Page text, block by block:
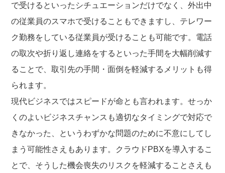
で受けるといったシチュエーションだけでなく、外出中
の従業員のスマホで受けることもできますし、テレワー
ク勤務をしている従業員が受けることも可能です。電話
の取次や折り返し連絡をするといった手間を大幅削減す
ることで、取引先の手間・面倒を軽減するメリットも得
られます。
現代ビジネスではスピードが命とも言われます。せっか
くのよいビジネスチャンスも適切なタイミングで対応で
きなかった、というわずかな問題のために不意にしてし
まう可能性さえもあります。クラウドPBXを導入するこ
とで、そうした機会喪失のリスクを軽減することさえも